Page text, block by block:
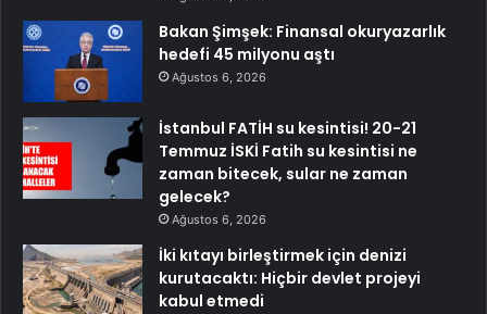
Bakan Şimşek: Finansal okuryazarlık
hedefi 45 milyonu aştı
Ağustos 6, 2026
İstanbul FATİH su kesintisi! 20-21
Temmuz İSKİ Fatih su kesintisi ne
zaman bitecek, sular ne zaman
gelecek?
Ağustos 6, 2026
İki kıtayı birleştirmek için denizi
kurutacaktı: Hiçbir devlet projeyi
kabul etmedi